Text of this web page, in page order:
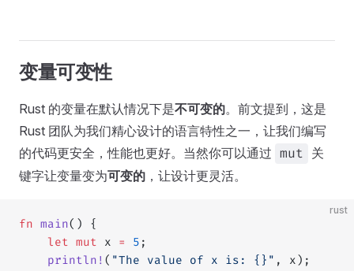
变量可变性
Rust 的变量在默认情况下是不可变的。前文提到，这是
Rust 团队为我们精心设计的语言特性之一，让我们编写
的代码更安全，性能也更好。当然你可以通过 mut 关
键字让变量变为可变的 ，让设计更灵活。
rust
fn main() {
    let
mut x = 5 ;
    println!
( "The value of x is: {}" , x);